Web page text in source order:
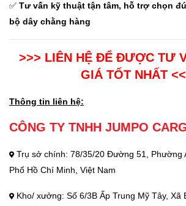
✅ Tư vấn kỹ thuật tận tâm, hỗ trợ chọn
bộ dây chằng hàng
>>> LIÊN HỆ ĐỂ ĐƯỢC TƯ
GIÁ TỐT NHẤT
Thông tin liên hệ:
CÔNG TY TNHH JUMPO
Trụ sở chính: 78/35/20 Đường 51, Phường
Phố Hồ Chí Minh, Việt Nam
Kho/ xưởng: Số 6/3B Ấp Trung Mỹ Tây, Xã